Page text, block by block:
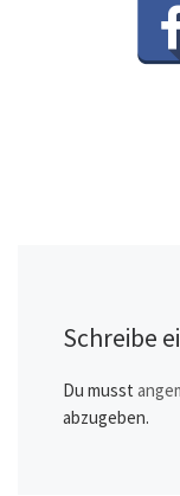
Schreibe
Du musst
abzugeben.